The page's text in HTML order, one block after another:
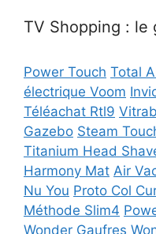
TV Shopping : le
Power Touch Total
électrique Voom
Téléachat Rtl9
Gazebo Steam
Titanium Head
Harmony Mat Air
Nu You Proto Col
Méthode Slim4
Wonder Gaufres